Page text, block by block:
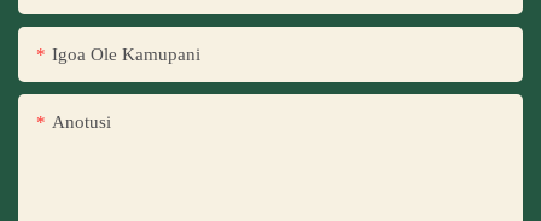
Igoa Ole Kamupani
Anotusi